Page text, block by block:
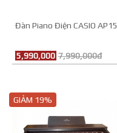
Đàn Piano Điện CASIO AP15
5,990,000 7,990,000đ
GIẢM 19%